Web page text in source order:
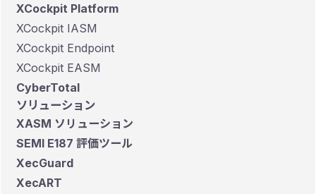
XCockpit Platform
XCockpit IASM
XCockpit Endpoint
XCockpit EASM
CyberTotal
ソリューション
XASM ソリューション
SEMI E187 評価ツール
XecGuard
XecART